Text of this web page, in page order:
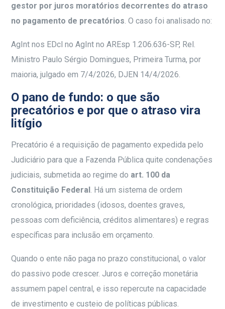
gestor por juros moratórios decorrentes do atraso
no pagamento de precatórios . O caso foi analisado no:
AgInt nos EDcl no AgInt no AREsp 1.206.636-SP, Rel.
Ministro Paulo Sérgio Domingues, Primeira Turma, por
maioria, julgado em 7/4/2026, DJEN 14/4/2026.
O pano de fundo: o que são
precatórios e por que o atraso vira
litígio
Precatório é a requisição de pagamento expedida pelo
Judiciário para que a Fazenda Pública quite condenações
judiciais, submetida ao regime do art. 100 da
Constituição Federal . Há um sistema de ordem
cronológica, prioridades (idosos, doentes graves,
pessoas com deficiência, créditos alimentares) e regras
específicas para inclusão em orçamento.
Quando o ente não paga no prazo constitucional, o valor
do passivo pode crescer. Juros e correção monetária
assumem papel central, e isso repercute na capacidade
de investimento e custeio de políticas públicas.